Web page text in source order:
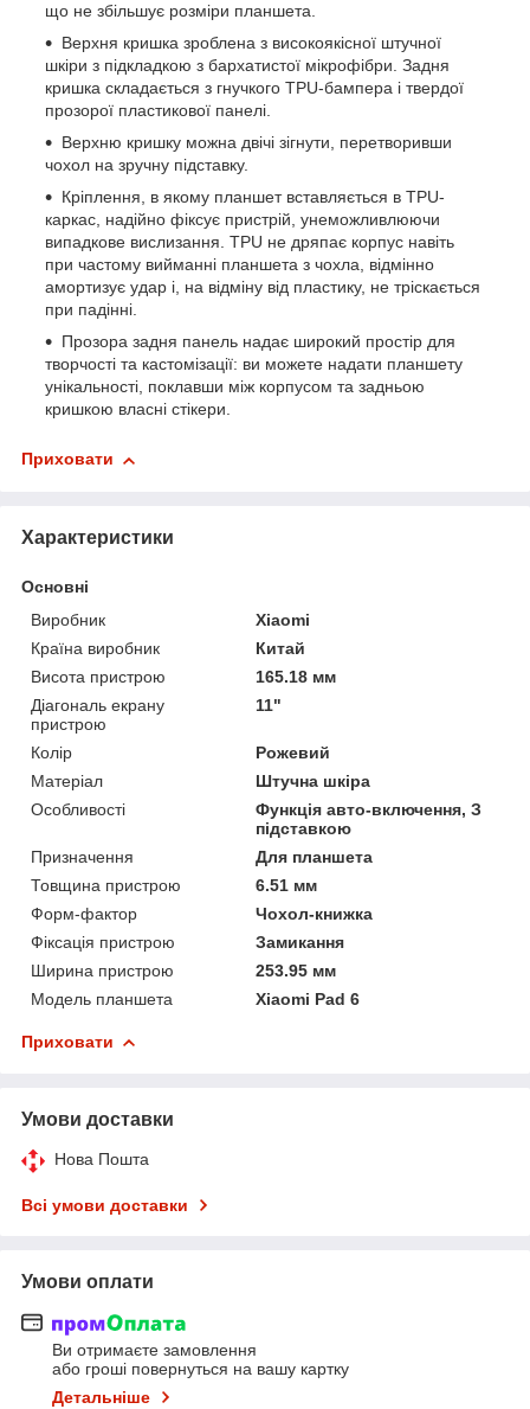
що не збільшує розміри планшета.
Верхня кришка зроблена з високоякісної штучної
шкіри з підкладкою з бархатистої мікрофібри. Задня
кришка складається з гнучкого TPU-бампера і твердої
прозорої пластикової панелі.
Верхню кришку можна двічі зігнути, перетворивши
чохол на зручну підставку.
Кріплення, в якому планшет вставляється в TPU-
каркас, надійно фіксує пристрій, унеможливлюючи
випадкове вислизання. TPU не дряпає корпус навіть
при частому вийманні планшета з чохла, відмінно
амортизує удар і, на відміну від пластику, не тріскається
при падінні.
Прозора задня панель надає широкий простір для
творчості та кастомізації: ви можете надати планшету
унікальності, поклавши між корпусом та задньою
кришкою власні стікери.
Приховати
Характеристики
Основні
Виробник
Xiaomi
Країна виробник
Китай
Висота пристрою
165.18 мм
Діагональ екрану
пристрою
11"
Колір
Рожевий
Матеріал
Штучна шкіра
Особливості
Функція авто-включення, З
підставкою
Призначення
Для планшета
Товщина пристрою
6.51 мм
Форм-фактор
Чохол-книжка
Фіксація пристрою
Замикання
Ширина пристрою
253.95 мм
Модель планшета
Xiaomi Pad 6
Приховати
Умови доставки
Нова Пошта
Всі умови доставки
Умови оплати
Ви отримаєте замовлення
або гроші повернуться на вашу картку
Детальніше